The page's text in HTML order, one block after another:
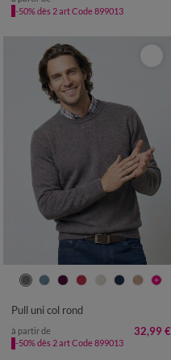
-50% dès 2 art Code 899013
S M L XL XXL 3XL 4XL
Pull uni col rond
à partir de 32,99 €
-50% dès 2 art Code 899013